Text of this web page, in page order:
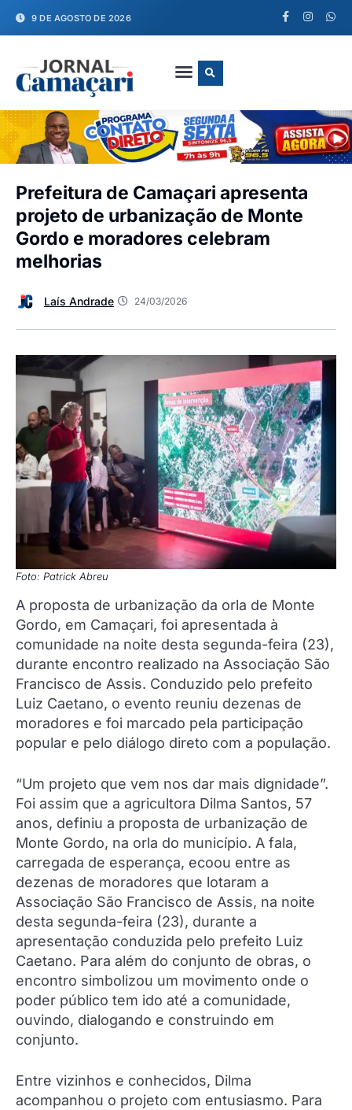
9 DE AGOSTO DE 2026
Prefeitura de Camaçari apresenta
projeto de urbanização de Monte
Gordo e moradores celebram
melhorias
Laís Andrade 24/03/2026
Foto: Patrick Abreu
A proposta de urbanização da orla de Monte
Gordo, em Camaçari, foi apresentada à
comunidade na noite desta segunda-feira (23),
durante encontro realizado na Associação São
Francisco de Assis. Conduzido pelo prefeito
Luiz Caetano, o evento reuniu dezenas de
moradores e foi marcado pela participação
popular e pelo diálogo direto com a população.
“Um projeto que vem nos dar mais dignidade”.
Foi assim que a agricultora Dilma Santos, 57
anos, definiu a proposta de urbanização de
Monte Gordo, na orla do município. A fala,
carregada de esperança, ecoou entre as
dezenas de moradores que lotaram a
Associação São Francisco de Assis, na noite
desta segunda-feira (23), durante a
apresentação conduzida pelo prefeito Luiz
Caetano. Para além do conjunto de obras, o
encontro simbolizou um movimento onde o
poder público tem ido até a comunidade,
ouvindo, dialogando e construindo em
conjunto.
Entre vizinhos e conhecidos, Dilma
acompanhou o projeto com entusiasmo. Para